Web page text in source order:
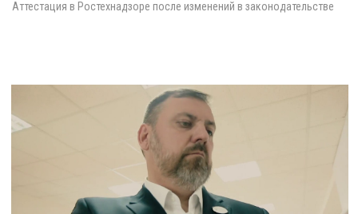
Аттестация в Ростехнадзоре после изменений в законодательстве